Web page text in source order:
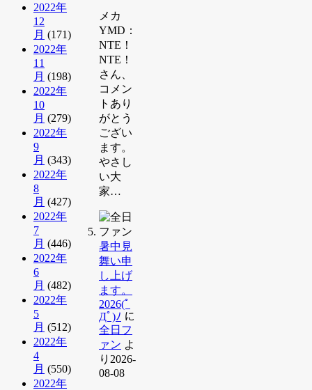
2022年
12
月 (171)
2022年
11
月 (198)
2022年
10
月 (279)
2022年
9
月 (343)
2022年
8
月 (427)
2022年
7
月 (446)
2022年
6
月 (482)
2022年
5
月 (512)
2022年
4
月 (550)
2022年
メカ
YMD：
NTE！
NTE！
さん、
コメン
トあり
がとう
ござい
ます。
やさし
い大
家…
暑中見
舞い申
し上げ
ます。
2026(ﾟ
Дﾟ)ﾉ に
全日フ
ァン よ
り 2026-
08-08